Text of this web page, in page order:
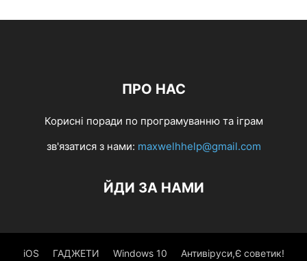
ПРО НАС
Корисні поради по програмуванню та іграм
зв'язатися з нами: maxwelhhelp@gmail.com
ЙДИ ЗА НАМИ
iOS ГАДЖЕТИ Windows 10 Антивіруси,Є советик!